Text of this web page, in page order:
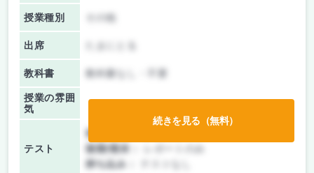
授業種別 その他
出席
教科書 教科書なし・不要
授業の雰囲
気
テスト
前期/中間：
後期/期末：
持ち込み：
続きを見る（無料）